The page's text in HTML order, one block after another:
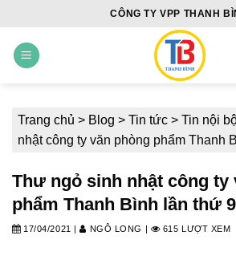
content
CÔNG TY VPP THANH
Trang chủ > Blog > Tin tức > Tin nội
nhật công ty văn phòng phẩm Thanh
Thư ngỏ sinh nhật công ty
phẩm Thanh Bình lần thứ 9
17/04/2021 | NGÔ LONG | 615 LƯỢT XEM